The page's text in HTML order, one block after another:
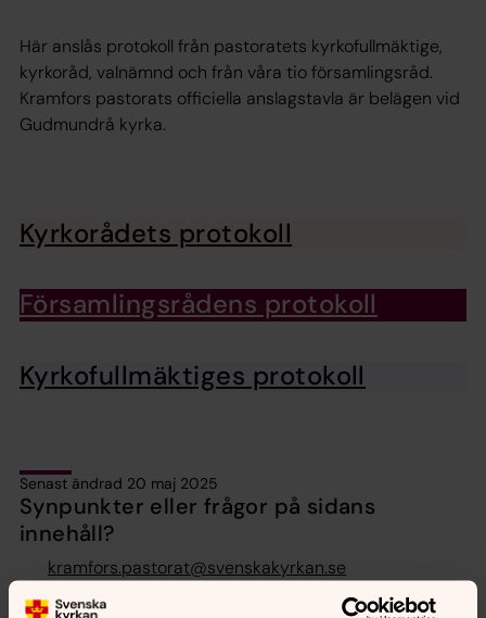
Här anslås protokoll från pastoratets kyrkofullmäktige,
kyrkoråd, valnämnd och från våra tio församlingsråd.
Kramfors pastorats officiella anslagstavla är belägen vid
Gudmundrå kyrka.
Kyrkorådets protokoll
Församlingsrådens protokoll
Kyrkofullmäktiges protokoll
Senast ändrad 20 maj 2025
Synpunkter eller frågor på sidans
innehåll?
kramfors.pastorat@svenskakyrkan.se
Dela